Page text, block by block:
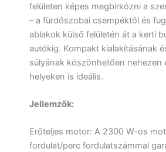
felületen képes megbirkózni a
– a fürdőszobai csempéktől és
ablakok külső felületén át a kerti
autókig. Kompakt kialakításának
súlyának köszönhetően nehezen
helyeken is ideális.
Jellemzők:
Erőteljes motor: A 2300 W-os
fordulat/perc fordulatszámmal